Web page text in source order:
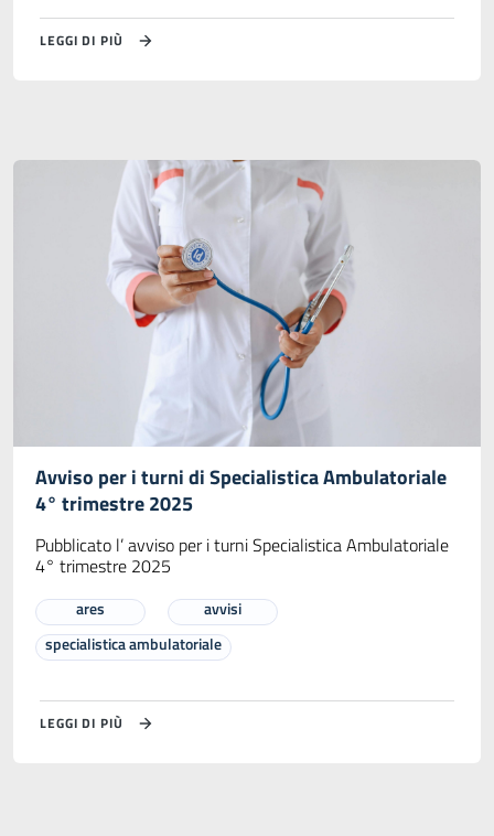
LEGGI DI PIÙ
Avviso per i turni di Specialistica Ambulatoriale
4° trimestre 2025
Pubblicato l’ avviso per i turni Specialistica Ambulatoriale
4° trimestre 2025
ares
avvisi
specialistica ambulatoriale
LEGGI DI PIÙ